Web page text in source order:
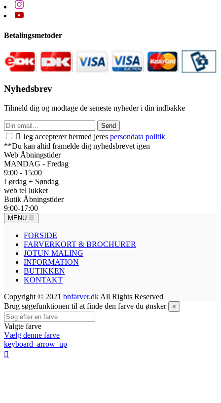
Betalingsmetoder
Nyhedsbrev
Tilmeld dig og modtage de seneste nyheder i din indbakke
Send
 Jeg accepterer hermed jeres persondata politik
**Du kan altid framelde dig nyhedsbrevet igen
Web Åbningstider
MANDAG - Fredag
9:00 - 15:00
Lørdag + Søndag
web tel lukket
Butik Åbningstider
9:00-17:00
MENU ☰
FORSIDE
FARVERKORT & BROCHURER
JOTUN MALING
INFORMATION
BUTIKKEN
KONTAKT
Copyright © 2021 bnfarver.dk All Rights Reserved
Brug søgefunktionen til at finde den farve du ønsker
×
Valgte farve
Vælg denne farve
keyboard_arrow_up
